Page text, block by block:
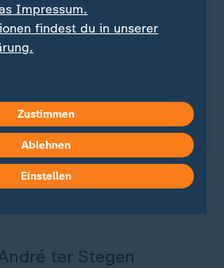
Richtige für Sie. Egal ob
mittags zum Lunch oder zum
Sie
Channel
ter Stegen
Impressum.
findest du in unserer
Zustimmen
Ablehnen
Einstellen